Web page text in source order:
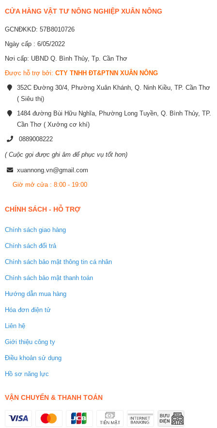
CỬA HÀNG VẬT TƯ NÔNG NGHIỆP XUÂN NÔNG
GCNĐKKD: 57B8010726
Ngày cấp : 6/05/2022
Nơi cấp: UBND Q. Bình Thủy, Tp. Cần Thơ
Được hỗ trợ bởi: CTY TNHH ĐT&PTNN XUÂN NÔNG
352C Đường 30/4, Phường Xuân Khánh, Q. Ninh Kiều, TP. Cần Thơ
( Siêu thị)
1484 đường Bùi Hữu Nghĩa, Phường Long Tuyền, Q. Bình Thủy, TP.
Cần Thơ ( Xưởng cơ khí)
0889008222
( Cuộc gọi được ghi âm để phục vụ tốt hơn)
xuannong.vn@gmail.com
Giờ mở cửa : 8:00 - 19:00
CHÍNH SÁCH - HỖ TRỢ
Chính sách giao hàng
Chính sách đổi trả
Chính sách bảo mật thông tin cá nhân
Chính sách bảo mật thanh toán
Hướng dẫn mua hàng
Hóa đơn điện tử
Liên hệ
Giới thiệu công ty
Điều khoản sử dụng
Hồ sơ năng lực
VẬN CHUYỂN & THANH TOÁN